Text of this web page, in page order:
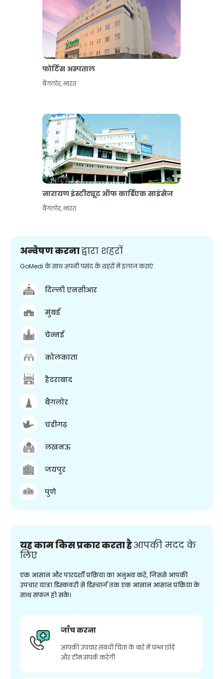
फोर्टिस अस्पताल
बैंगलोर,भारत
नारायण इंस्टीट्यूट ऑफ कार्डिएक साइंसेज
बैंगलोर,भारत
अन्वेषण करनाद्वारा शहरों
GoMedi के साथ अपनी पसंद के शहरों में इलाज कराएं
दिल्ली एनसीआर
मुंबई
चेन्नई
कोलकाता
हैदराबाद
बैंगलोर
चंडीगढ़
लखनऊ
जयपुर
पुणे
यह काम किस प्रकार करता हैआपकी मदद के
लिए
एक आसान और पारदर्शी प्रक्रिया का अनुभव करें, जिससे आपकी
उपचार यात्रा डिस्कवरी से डिस्चार्ज तक एक आसान आसान प्रक्रिया के
साथ सफल हो सके।
जाँच करना
आपकी उपचार संबंधी चिंता के बारे में प्रश्न छोड़ें
और टीम संपर्क करेगी